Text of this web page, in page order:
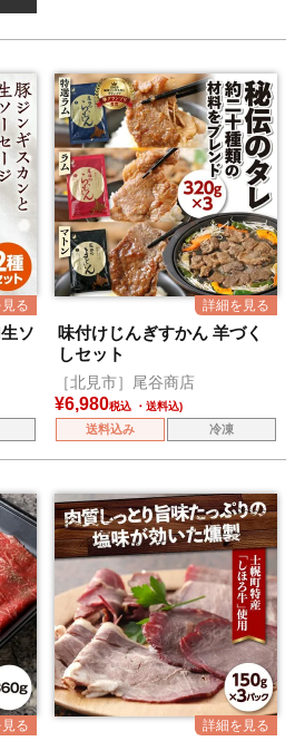
ソ
味付けじんぎすかん 羊づく
しセット
［北見市］尾谷商店
¥6,980税込
送料込み 冷凍